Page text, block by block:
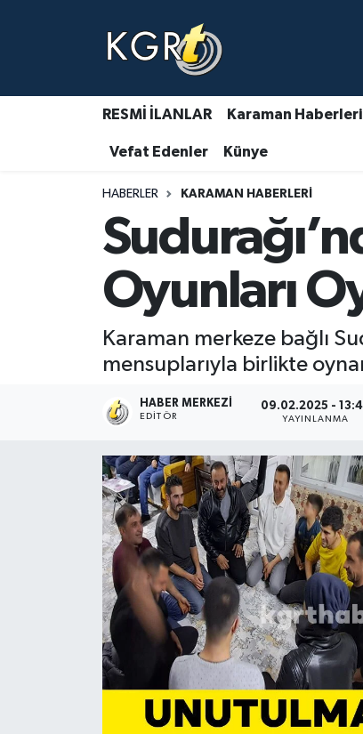
RESMİ İLANLAR Karaman Haberleri
Vefat Edenler Künye
HABERLER KARAMAN HABERLERI
Oyunları
Karaman merkeze bağlı
mensuplarıyla birlikte
HABER MERKEZI
EDITÖR
09.02.2025 -
YAYINLANMA
Karaman Haberleri
Gündem Haberleri
Güncel Haberler
Asayiş Haberleri
Ulusal Haberler
Vefat Edenler